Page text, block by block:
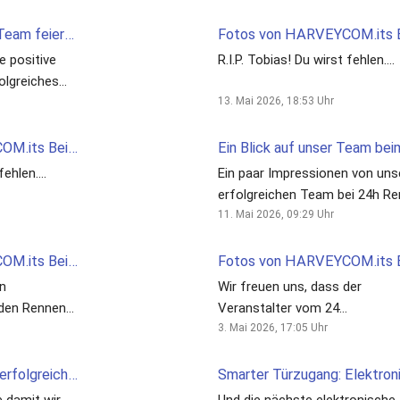
bei Bedarf an den passenden
die ganzen Standardfragen
unseres Kunden montiert
SimonsVoss Technologies
Erfolgreiches MTB-Team feiert Siege beim 24-Stunden-Rennen am Alfsee!
positive
R.I.P. Tobias! Du wirst fehlen….
13. Mai 2026, 18:53 Uhr
Fotos von HARVEYCOM.its Beitrag
Ein paar Impressionen von
erfolgreichen Team bei 24h
am Wochenende @alfsee24h
11. Mai 2026, 09:29 Uhr
Fotos von HARVEYCOM.its Beitrag
in der
Wir freuen uns, dass der
Veranstalter vom 24
Stundenrennen am Alfsee unser
es uns sehr leicht unsere
unterstützen 👍 @alfsee24h
3. Mai 2026, 17:05 Uhr
Volltanken für einen erfolgreichen Montag! 🌞